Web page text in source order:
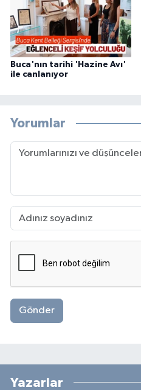
Buca'nın tarihi 'Hazine Avı'
ile canlanıyor
Yorumlar
Gönder
Yazarlar